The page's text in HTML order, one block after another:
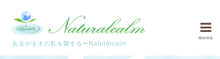
あるがままの私を愛する〜Naturalcalm
menu